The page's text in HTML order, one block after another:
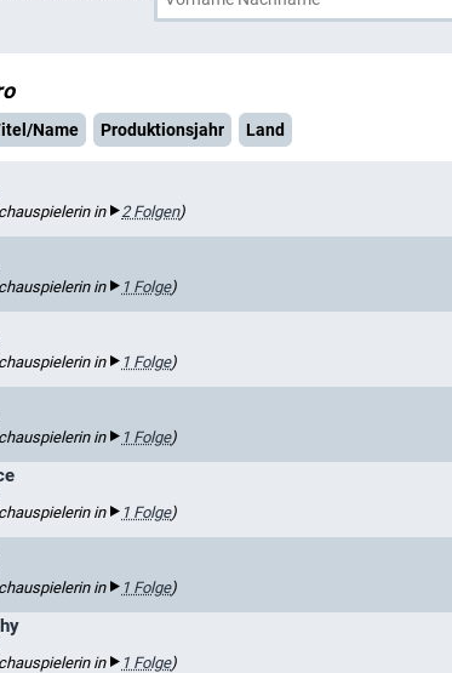
Name Produktionsjahr Land
in 2 Folgen)
in 1 Folge)
in 1 Folge)
in 1 Folge)
in 1 Folge)
in 1 Folge)
in 1 Folge)